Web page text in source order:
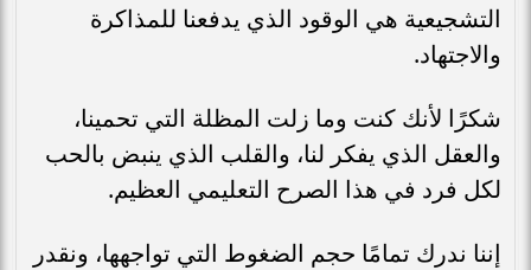
التشجيعية هي الوقود الذي يدفعنا للمذاكرة
والاجتهاد.
شكرًا لأنك كنت وما زلت المظلة التي تحمينا،
والعقل الذي يفكر لنا، والقلب الذي ينبض بالحب
لكل فرد في هذا الصرح التعليمي العظيم.
إننا ندرك تمامًا حجم الضغوط التي تواجهها، ونقدر